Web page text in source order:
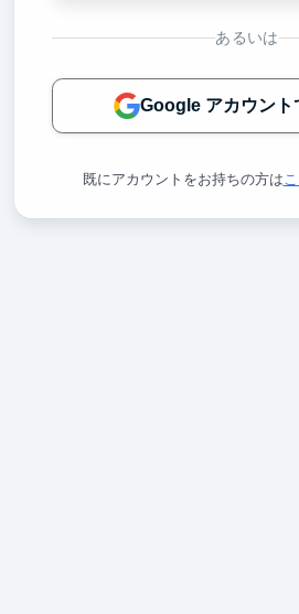
あるいは
Google アカウント
既にアカウントをお持ちの方は